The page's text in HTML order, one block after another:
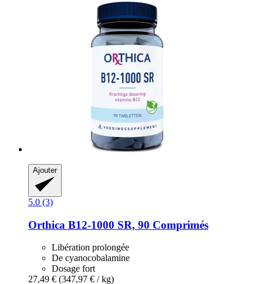
Ajouter
5.0 (3)
Orthica B12-​1000 SR, 90 Comprimés
Libération prolongée
De cyanocobalamine
Dosage fort
27,49 € (347,97 € / kg)